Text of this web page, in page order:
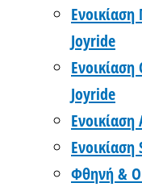
Joyride
Joyride
Φθηνή &